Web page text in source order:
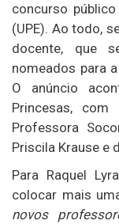
concurso
(UPE). Ao todo,
docente, que
nomeados para
O anúncio
Princesas,
Professora
Priscila Krause e
Para Raquel
colocar mais
novos